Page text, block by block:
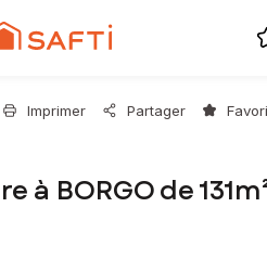
Imprimer Partager
à BORGO de